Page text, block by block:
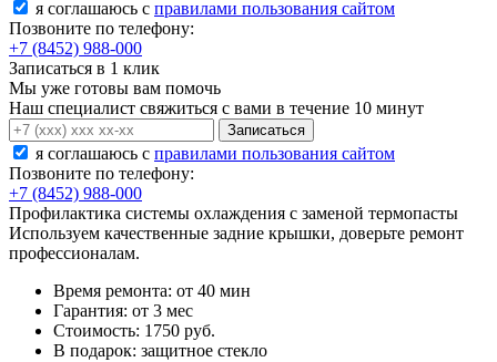
я соглашаюсь c правилами пользования сайтом
Позвоните по телефону:
+7 (8452) 988-000
Записаться в 1 клик
Мы уже готовы вам помочь
Наш специалист свяжиться с вами в течение 10 минут
Записаться
я соглашаюсь c правилами пользования сайтом
Позвоните по телефону:
+7 (8452) 988-000
Профилактика системы охлаждения с заменой термопасты
Используем качественные задние крышки, доверьте ремонт
профессионалам.
Время ремонта: от 40 мин
Гарантия: от 3 мес
Стоимость: 1750 руб.
В подарок: защитное стекло